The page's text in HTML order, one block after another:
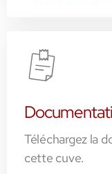
Téléchargez la
cette cuve.